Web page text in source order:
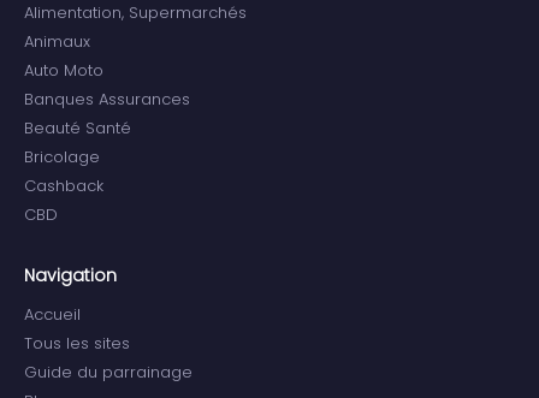
Alimentation, Supermarchés
Animaux
Auto Moto
Banques Assurances
Beauté Santé
Bricolage
Cashback
CBD
Navigation
Accueil
Tous les sites
Guide du parrainage